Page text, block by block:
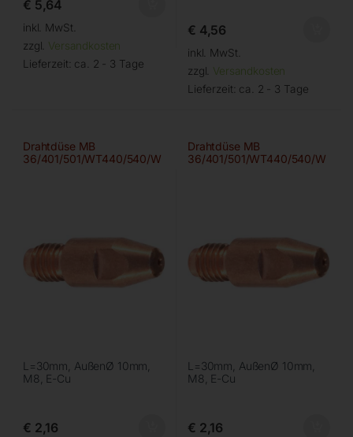
€ 5,64
inkl. MwSt.
zzgl. Versandkosten
Lieferzeit: ca. 2 - 3 Tage
€ 4,56
inkl. MwSt.
zzgl. Versandkosten
Lieferzeit: ca. 2 - 3 Tage
Drahtdüse MB
36/401/501/WT440/540/W
L=30mm, AußenØ 10mm,
M8, E-Cu
€ 2,16
Drahtdüse MB
36/401/501/WT440/540/W
L=30mm, AußenØ 10mm,
M8, E-Cu
€ 2,16